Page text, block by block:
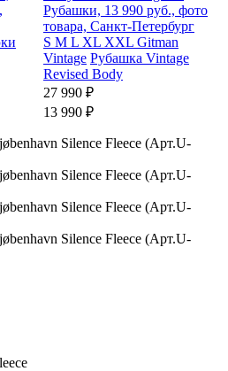
S M L XL XXL Gitman
Vintage Рубашка Vintage
Revised Body
27 990 ₽
13 990 ₽